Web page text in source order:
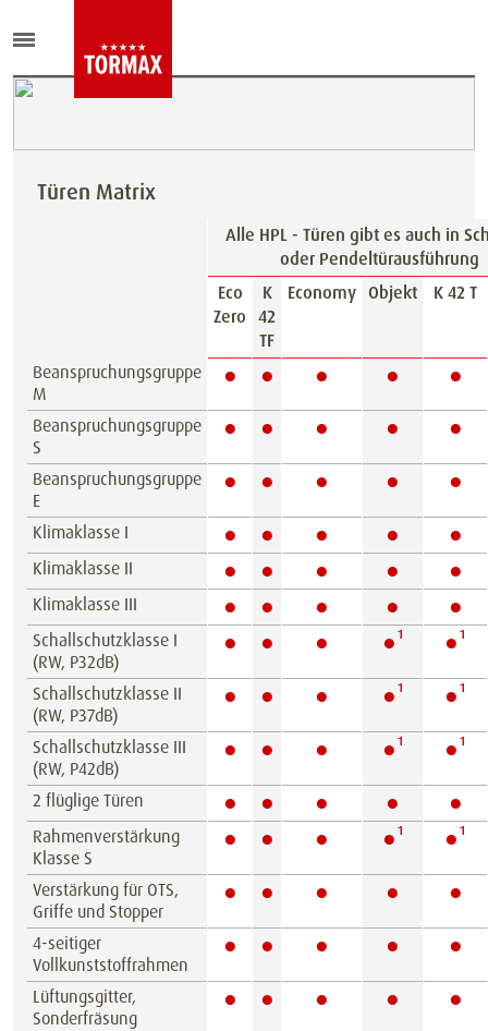
Türen Matrix
Alle HPL - Türen gibt es auch in
oder Pendeltürausführung
Eco
Zero
K
42
TF
Economy Objekt K 42 T
Beanspruchungsgruppe
M
● ● ● ● ●
Beanspruchungsgruppe
S
● ● ● ● ●
Beanspruchungsgruppe
E
● ● ● ● ●
Klimaklasse I ● ● ● ● ●
Klimaklasse II ● ● ● ● ●
Klimaklasse III ● ● ● ● ●
Schallschutzklasse I
(RW, P32dB)
● ● ● ●¹ ●¹
Schallschutzklasse II
(RW, P37dB)
● ● ● ●¹ ●¹
Schallschutzklasse III
(RW, P42dB)
● ● ● ●¹ ●¹
2 flüglige Türen ● ● ● ● ●
Rahmenverstärkung
Klasse S
● ● ● ●¹ ●¹
Verstärkung für OTS,
Griffe und Stopper
● ● ● ● ●
4-seitiger
Vollkunststoffrahmen
● ● ● ● ●
Lüftungsgitter,
Sonderfräsung
● ● ● ● ●